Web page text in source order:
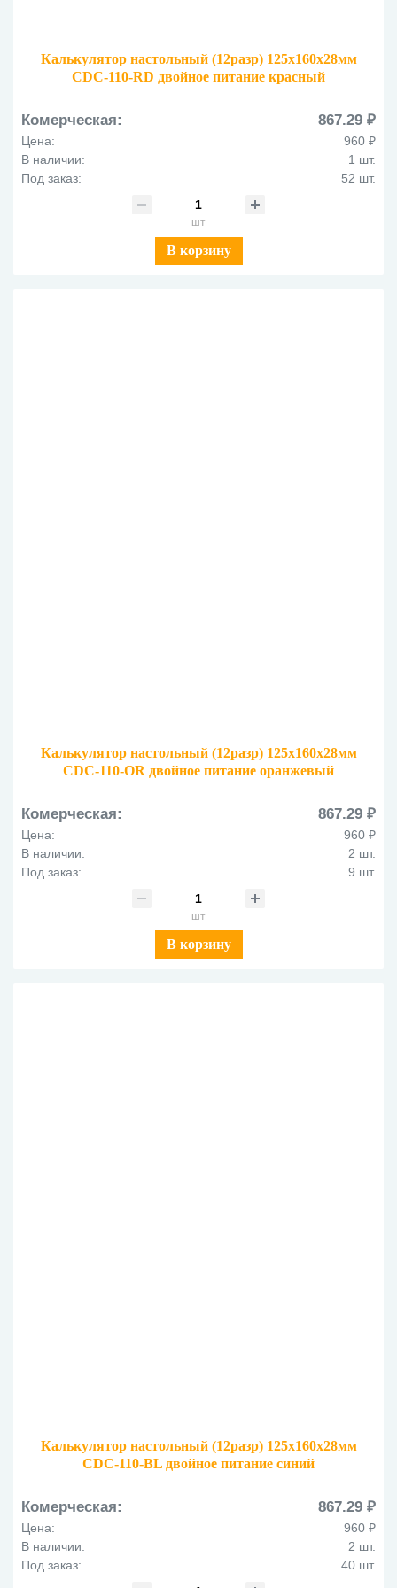
Калькулятор настольный (12разр) 125х160х28мм
CDC-110-RD двойное питание красный
Комерческая: 867.29 ₽
Цена:
960 ₽
В наличии:
1 шт.
Под заказ:
52 шт.
шт
В корзину
Калькулятор настольный (12разр) 125х160х28мм
CDC-110-OR двойное питание оранжевый
Комерческая: 867.29 ₽
Цена:
960 ₽
В наличии:
2 шт.
Под заказ:
9 шт.
шт
В корзину
Калькулятор настольный (12разр) 125х160х28мм
CDC-110-BL двойное питание синий
Комерческая: 867.29 ₽
Цена:
960 ₽
В наличии:
2 шт.
Под заказ:
40 шт.